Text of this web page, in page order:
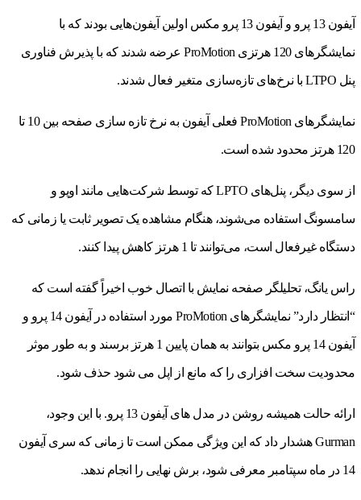
آیفون 13 پرو و ​​آیفون 13 پرو مکس اولین آیفون‌هایی بودند که با
نمایشگرهای 120 هرتزی ProMotion عرضه شدند که با پذیرش فناوری
پنل LTPO با نرخ‌های تازه‌سازی متغیر فعال شدند.
نمایشگرهای ProMotion فعلی آیفون به نرخ تازه سازی صفحه بین 10 تا
120 هرتز محدود شده است.
از سوی دیگر، پنل‌های LPTO که توسط شرکت‌هایی مانند اوپو و
سامسونگ استفاده می‌شوند، هنگام مشاهده یک تصویر ثابت یا زمانی که
دستگاه غیرفعال است، می‌توانند تا 1 هرتز کاهش پیدا کنند.
راس یانگ، تحلیلگر صفحه نمایش با اتصال خوب اخیراً گفته است که
“انتظار دارد” نمایشگرهای ProMotion مورد استفاده در آیفون 14 پرو و ​​
آیفون 14 پرو مکس بتوانند به همان پایین 1 هرتز برسند و به طور موثر
محدودیت سخت افزاری را که مانع از اپل می شود حذف شود.
ارائه حالت همیشه روشن در مدل های آیفون 13 پرو. با این وجود،
Gurman هشدار داد که این ویژگی ممکن است تا زمانی که سری آیفون
14 در ماه سپتامبر معرفی شود، برش نهایی را انجام ندهد.